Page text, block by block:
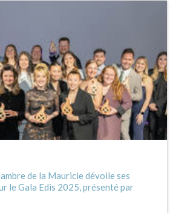
de la Mauricie dévoile ses
le Gala Edis 2025, présenté par